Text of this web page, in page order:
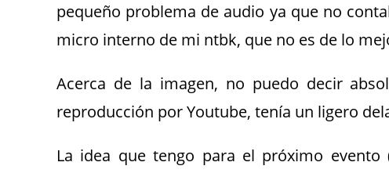
pequeño problema de audio ya que no
micro interno de mi ntbk, que no es de lo
Acerca de la imagen, no puedo decir
reproducción por Youtube, tenía un ligero
La idea que tengo para el próximo